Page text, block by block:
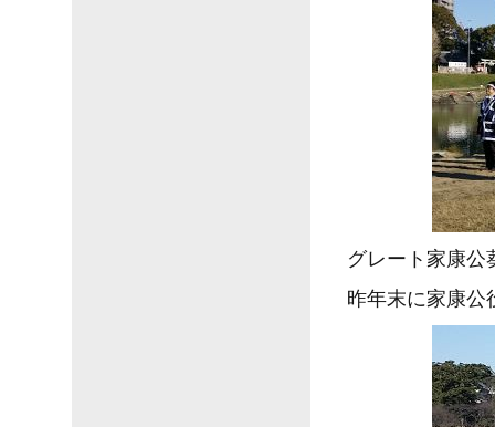
グレート家康公
昨年末に家康公